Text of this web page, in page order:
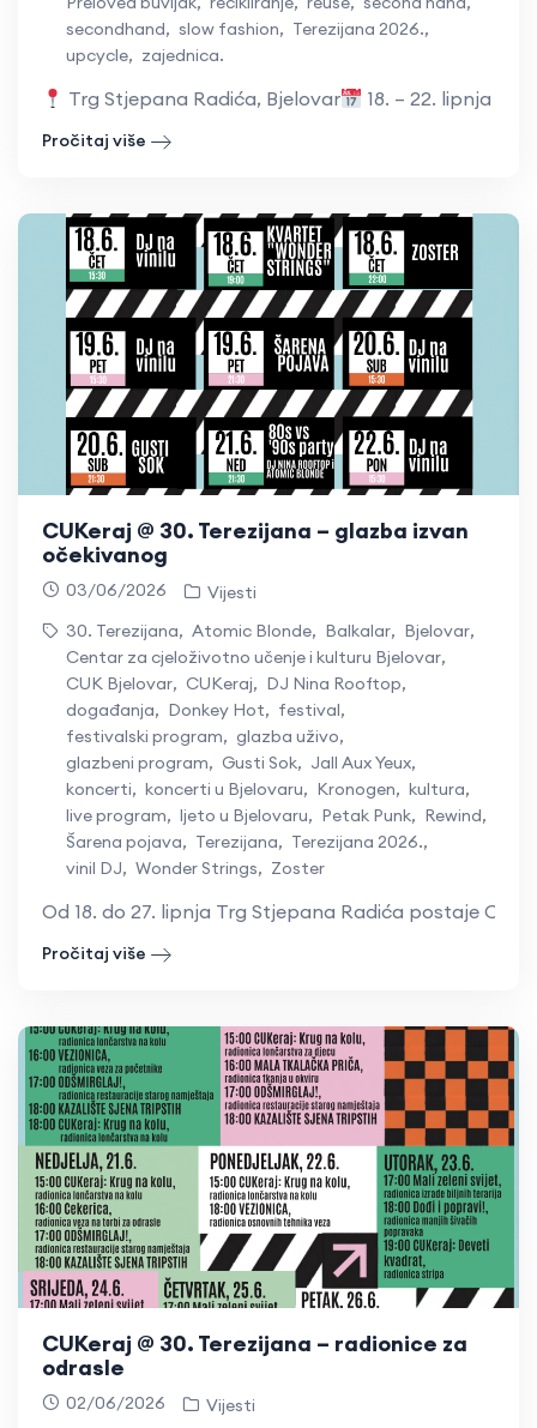
secondhand, slow fashion, Terezijana 2026.,
upcycle, zajednica.
Trg Stjepana Radića, Bjelovar 18. – 22. lipnja
Pročitaj više
CUKeraj @ 30. Terezijana – glazba izvan
očekivanog
03/06/2026
Vijesti
30. Terezijana, Atomic Blonde, Balkalar, Bjelovar,
Centar za cjeloživotno učenje i kulturu Bjelovar,
CUK Bjelovar, CUKeraj, DJ Nina Rooftop,
događanja, Donkey Hot, festival,
festivalski program, glazba uživo,
glazbeni program, Gusti Sok, Jall Aux Yeux,
koncerti, koncerti u Bjelovaru, Kronogen, kultura,
live program, ljeto u Bjelovaru, Petak Punk, Rewind,
Šarena pojava, Terezijana, Terezijana 2026.,
vinil DJ, Wonder Strings, Zoster
Od 18. do 27. lipnja Trg Stjepana Radića postaje
Pročitaj više
CUKeraj @ 30. Terezijana – radionice za
odrasle
02/06/2026
Vijesti